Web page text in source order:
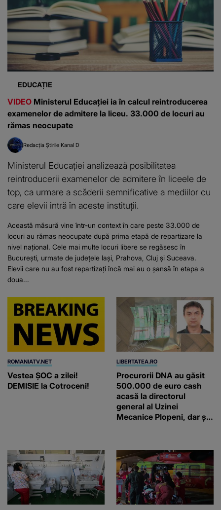
EDUCAȚIE
VIDEO Ministerul Educației ia în calcul reintroducerea
examenelor de admitere la liceu. 33.000 de locuri au
rămas neocupate
Redacția Știrile Kanal D
Ministerul Educației analizează posibilitatea
reintroducerii examenelor de admitere în liceele de
top, ca urmare a scăderii semnificative a mediilor cu
care elevii intră în aceste instituții.
Această măsură vine într-un context în care peste 33.000 de
locuri au rămas neocupate după prima etapă de repartizare la
nivel național. Cele mai multe locuri libere se regăsesc în
București, urmate de județele Iași, Prahova, Cluj și Suceava.
Elevii care nu au fost repartizați încă mai au o șansă în etapa a
doua...
ROMANIATV.NET
Vestea ȘOC a zilei!
DEMISIE la Cotroceni!
LIBERTATEA.RO
Procurorii DNA au găsit
500.000 de euro cash
acasă la directorul
general al Uzinei
Mecanice Plopeni, dar și